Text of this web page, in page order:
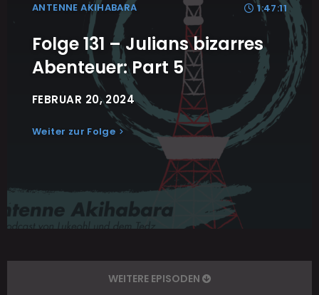
ANTENNE AKIHABARA 1:47:11
Folge 131 – Julians bizarres
Abenteuer: Part 5
FEBRUAR 20, 2024
Weiter zur Folge
WEITERE EPISODEN